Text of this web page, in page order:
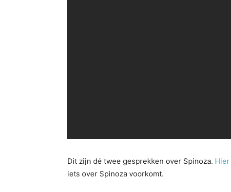
Dit zijn dé twee gesprekken over Spinoza. Hier
iets over Spinoza voorkomt.